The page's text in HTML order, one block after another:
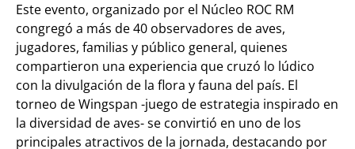
Este evento, organizado por el Núcleo ROC RM
congregó a más de 40 observadores de aves,
jugadores, familias y público general, quienes
compartieron una experiencia que cruzó lo lúdico
con la divulgación de la flora y fauna del país. El
torneo de Wingspan -juego de estrategia inspirado en
la diversidad de aves- se convirtió en uno de los
principales atractivos de la jornada, destacando por